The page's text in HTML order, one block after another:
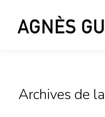
Archives de